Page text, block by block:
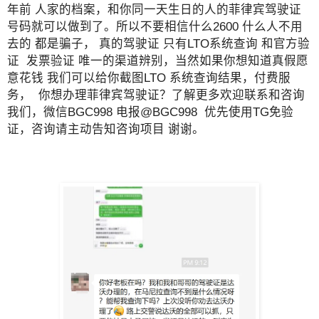
年前 人家的档案，和你同一天生日的人的菲律宾驾驶证
号码就可以做到了。所以不要相信什么2600 什么人不用
去的 都是骗子， 真的驾驶证 只有LTO系统查询 和官方验
证 发票验证 唯一的渠道辨别，当然如果你想知道真假愿
意花钱 我们可以给你截图LTO 系统查询结果，付费服
务， 你想办理菲律宾驾驶证？了解更多欢迎联系和咨询
我们，微信BGC998 电报@BGC998 优先使用TG免验
证，咨询请主动告知咨询项目 谢谢。